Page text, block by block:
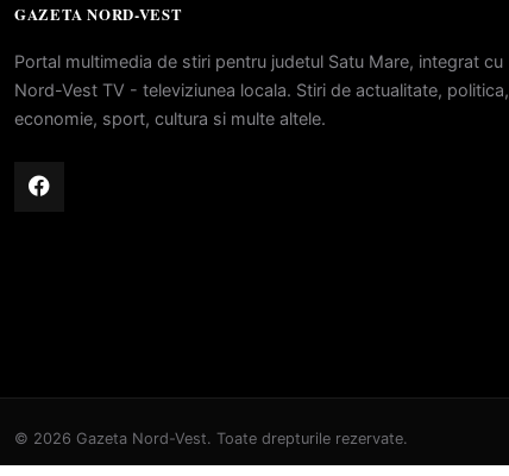
GAZETA NORD-VEST
Portal multimedia de stiri pentru judetul Satu Mare, integrat cu
Nord-Vest TV - televiziunea locala. Stiri de actualitate, politica,
economie, sport, cultura si multe altele.
© 2026 Gazeta Nord-Vest. Toate drepturile rezervate.